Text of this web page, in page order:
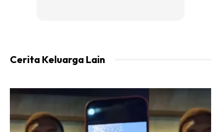
Cerita Keluarga Lain